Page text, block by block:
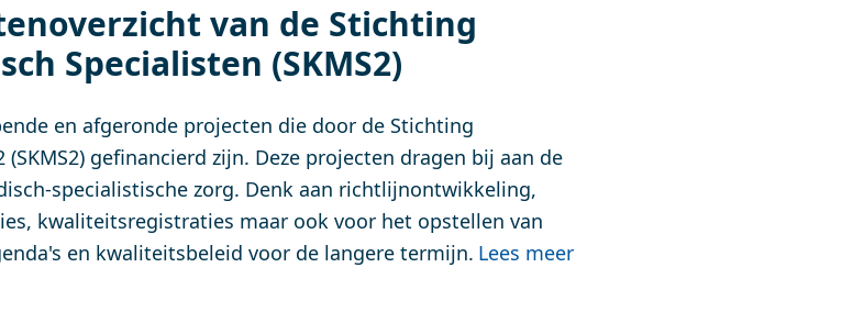
van de Stichting
Specialisten (SKMS2)
en afgeronde projecten die door de Stichting
gefinancierd zijn. Deze projecten dragen bij aan de
specialistische zorg. Denk aan richtlijnontwikkeling,
kwaliteitsregistraties maar ook voor het opstellen van
en kwaliteitsbeleid voor de langere termijn. Lees meer